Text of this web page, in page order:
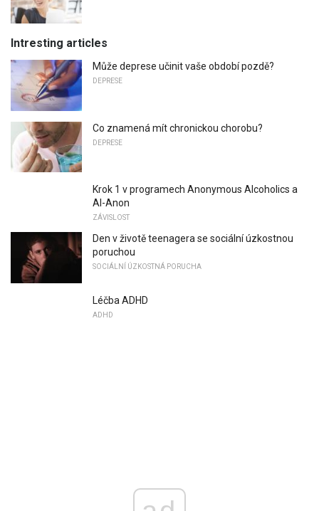
Intresting articles
Může deprese učinit vaše období pozdě?
DEPRESE
Co znamená mít chronickou chorobu?
DEPRESE
Krok 1 v programech Anonymous Alcoholics a
Al-Anon
ZÁVISLOST
Den v životě teenagera se sociální úzkostnou
poruchou
SOCIÁLNÍ ÚZKOSTNÁ PORUCHA
Léčba ADHD
ADHD